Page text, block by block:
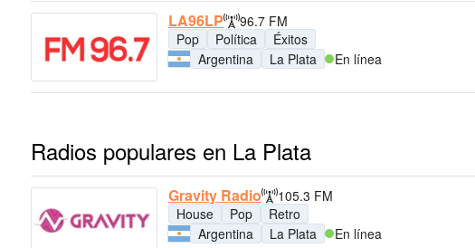
LA96LP
96.7 FM
Pop
Política
Éxitos
Argentina
La Plata En línea
Radios populares en La Plata
Gravity Radio
105.3 FM
House
Pop
Retro
Argentina
La Plata En línea